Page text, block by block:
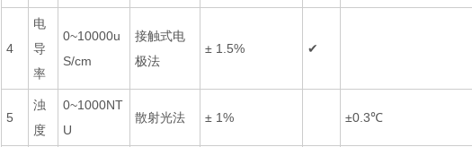
4
电
导
率
0~10000u
S/cm
接触式电
极法
± 1.5% ✔
5
浊
度
0~1000NT
U
散射光法 ± 1% ±0.3℃